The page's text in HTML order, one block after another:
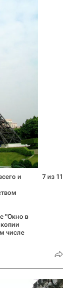
и
"Окно в
числе
7 из 11